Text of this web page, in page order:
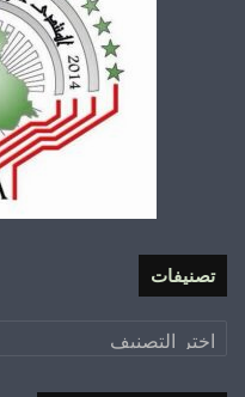
تصنيفات
تصنيفات